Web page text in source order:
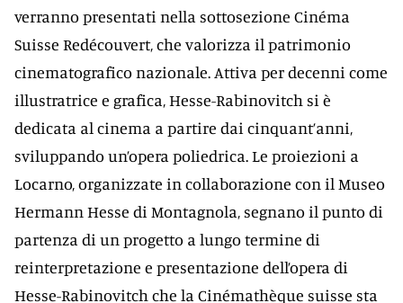
verranno presentati nella sottosezione Cinéma
Suisse Redécouvert, che valorizza il patrimonio
cinematografico nazionale. Attiva per decenni come
illustratrice e grafica, Hesse-Rabinovitch si è
dedicata al cinema a partire dai cinquant’anni,
sviluppando un’opera poliedrica. Le proiezioni a
Locarno, organizzate in collaborazione con il Museo
Hermann Hesse di Montagnola, segnano il punto di
partenza di un progetto a lungo termine di
reinterpretazione e presentazione dell’opera di
Hesse-Rabinovitch che la Cinémathèque suisse sta